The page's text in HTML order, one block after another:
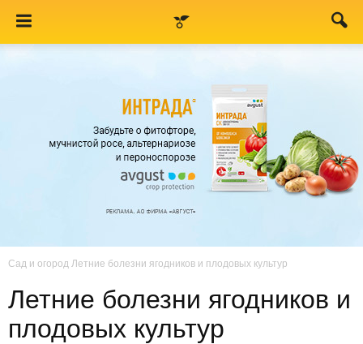
Сад и огород Летние болезни ягодников и плодовых культур
Летние болезни ягодников и
плодовых культур